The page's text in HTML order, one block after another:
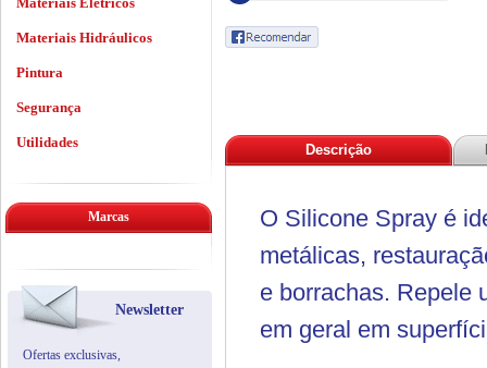
Descrição
O Silicone Spray é
metálicas,
e borrachas. Repele
em geral em
Materiais Hidráulicos
Pintura
Segurança
Utilidades
Marcas
Newsletter
Ofertas exclusivas,